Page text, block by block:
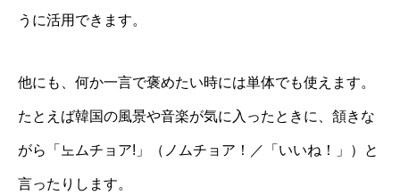
うに活用できます。
他にも、何か一言で褒めたい時には単体でも使えます。
たとえば韓国の風景や音楽が気に入ったときに、頷きな
がら「노ムチョア!」（ノムチョア！／「いいね！」）と
言ったりします。